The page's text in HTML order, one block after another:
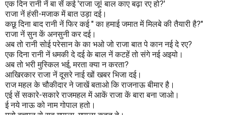
एक दिन रानी नें बा सें कई 'राजा जू! बाल काए बढ़ा रए हो?'
राजा नें हंसी-मजाक में बात उड़ा दई।
कछू दिना बाद रानी नें फिर कई " का हमाई जमात में मिलबे की तैयारी है?"
राजा नें सुन कें अनसुनी कर दई।
अब तो रानी सोई परेसान के का भओ जो राजा बात पे कान नई दे रए?
एक दिना रानी नें धमकी दे दई के बाल नें कटहें तो संगे नई अइयो।
अब तो भरी मुस्किल भई, मरता क्या न करता?
आखिरकार राजा नें दूसरे नाई खों खबर भिजा दई।
राज महल के चौकीदार ने जाखें बताओ कि राजनाऊ बीमार है।
एई सें सकारे-सकारे राजमहल में आकें राजा कें बारा बना जाओ।
ई नये नाऊ को नाम गोपाल हतो।